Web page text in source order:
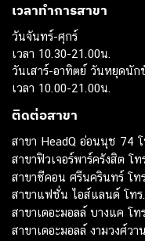
เวลาทำการสาขา
วันจันทร์-ศุกร์
เวลา 10.30-21.00น.
วันเสาร์-อาทิตย์ วันหยุดนัก
เวลา 10.00-21.00น.
ติดต่อสาขา
สาขา HeadQ อ่อนนุช 74 โ
สาขาฟิวเจอร์พาร์ครังสิต โท
สาขาซีคอน ศรีนครินทร์ โท
สาขาแฟชั่น ไอส์แลนด์ โทร.
สาขาเดอะมอลล์ บางแค โท
สาขาเดอะมอลล์ งามวงศ์วา